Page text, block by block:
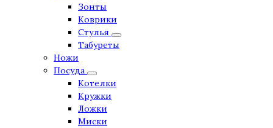
Зонты
Коврики
Стулья
Табуреты
Ножи
Посуда
Котелки
Кружки
Ложки
Миски